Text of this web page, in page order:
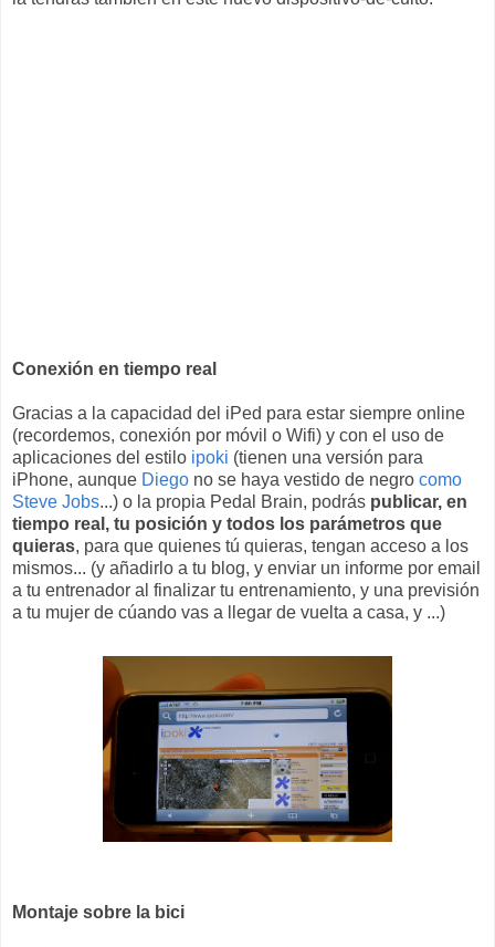
Conexión en tiempo real
Gracias a la capacidad del iPed para estar siempre online
(recordemos, conexión por móvil o Wifi) y con el uso de
aplicaciones del estilo ipoki (tienen una versión para
iPhone, aunque Diego no se haya vestido de negro como
Steve Jobs...) o la propia Pedal Brain, podrás publicar, en
tiempo real, tu posición y todos los parámetros que
quieras, para que quienes tú quieras, tengan acceso a los
mismos... (y añadirlo a tu blog, y enviar un informe por email
a tu entrenador al finalizar tu entrenamiento, y una previsión
a tu mujer de cúando vas a llegar de vuelta a casa, y ...)
Montaje sobre la bici